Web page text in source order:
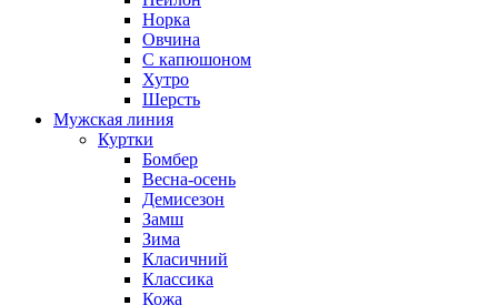
Норка
Овчина
С капюшоном
Хутро
Шерсть
Мужская линия
Куртки
Бомбер
Весна-осень
Демисезон
Замш
Зима
Класичний
Классика
Кожа